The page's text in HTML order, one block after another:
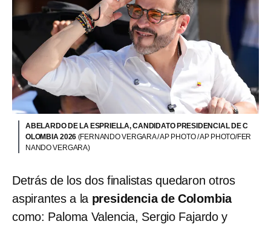
ABELARDO DE LA ESPRIELLA, CANDIDATO PRESIDENCIAL DE C
OLOMBIA 2026 (FERNANDO VERGARA / AP PHOTO / AP PHOTO/FER
NANDO VERGARA)
Detrás de los dos finalistas quedaron otros
aspirantes a la presidencia de Colombia
como: Paloma Valencia, Sergio Fajardo y